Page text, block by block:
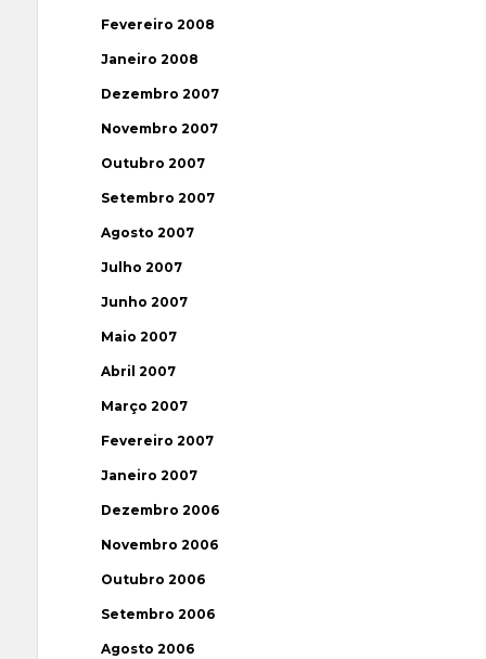
Fevereiro 2008
Janeiro 2008
Dezembro 2007
Novembro 2007
Outubro 2007
Setembro 2007
Agosto 2007
Julho 2007
Junho 2007
Maio 2007
Abril 2007
Março 2007
Fevereiro 2007
Janeiro 2007
Dezembro 2006
Novembro 2006
Outubro 2006
Setembro 2006
Agosto 2006